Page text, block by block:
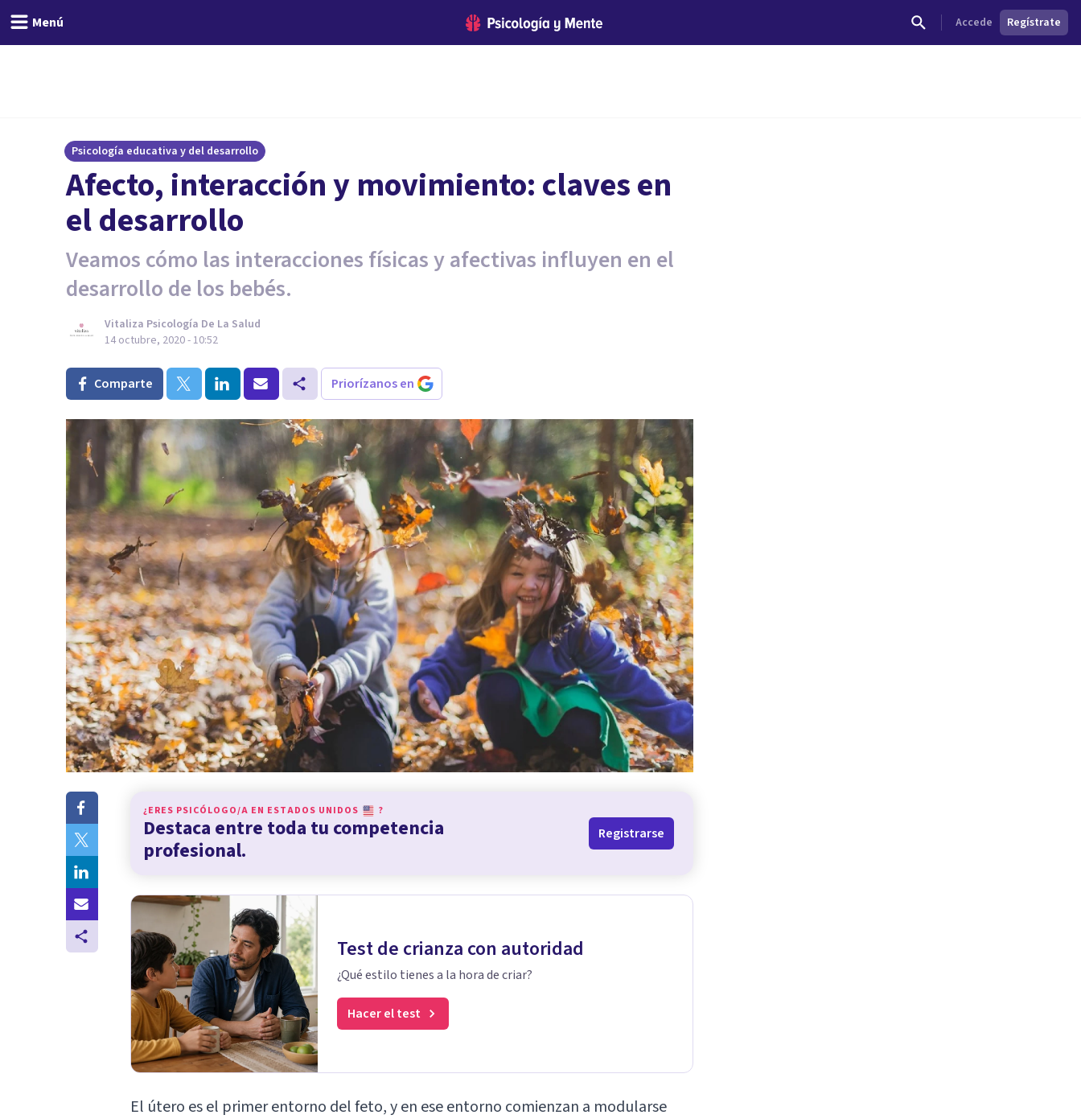
Menú Accede Regístrate
Psicología educativa y del desarrollo
Afecto, interacción y movimiento: claves en
el desarrollo
Veamos cómo las interacciones físicas y afectivas influyen en el
desarrollo de los bebés.
Vitaliza Psicología De La Salud
14 octubre, 2020 - 10:52
Comparte Priorízanos en
¿ERES PSICÓLOGO/A EN ESTADOS UNIDOS ?
Destaca entre toda tu competencia
profesional.
Registrarse
Test de crianza con autoridad
¿Qué estilo tienes a la hora de criar?
Hacer el test
El útero es el primer entorno del feto, y en ese entorno comienzan a modularse